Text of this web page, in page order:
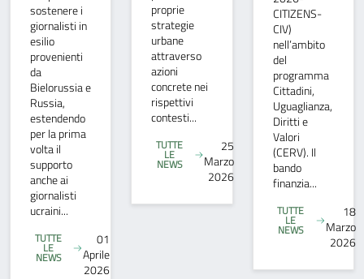
sostenere i
giornalisti in
esilio
provenienti
da
Bielorussia e
Russia,
estendendo
per la prima
volta il
supporto
anche ai
giornalisti
ucraini...
TUTTE
LE
NEWS
01
Aprile
2026
proprie
strategie
urbane
attraverso
azioni
concrete nei
rispettivi
contesti...
TUTTE
LE
NEWS
25
Marzo
2026
CITIZENS-
CIV)
nell’ambito
del
programma
Cittadini,
Uguaglianza,
Diritti e
Valori
(CERV). Il
bando
finanzia...
TUTTE
LE
NEWS
18
Marzo
2026